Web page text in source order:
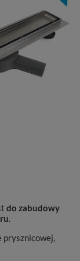
do zabudowy
prysznicowej,